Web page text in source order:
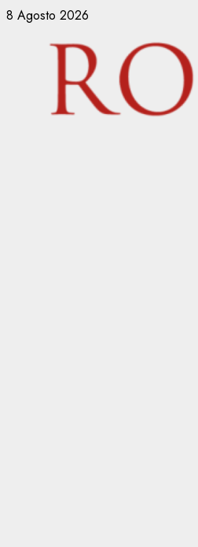
Vai
contenuto
8 Agosto 2026